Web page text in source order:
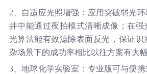
2、自适应光照增强：应用突破弱光
井中能通过夜拍模式清晰成像；在强
光算法能有效滤除表面反光，保证识
杂场景下的成功率相比以往方案有大幅
3、地球化学实验室：专业版可与便